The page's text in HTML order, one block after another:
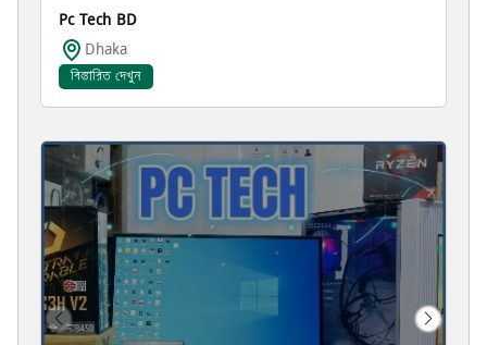
Pc Tech BD
Dhaka
বিস্তারিত দেখুন